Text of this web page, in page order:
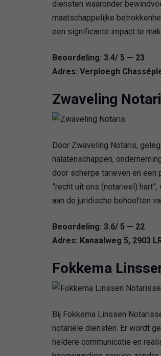
diensten waaronder
maatschappelijke
een significante impact te
Beoordeling: 3.4/ 5 — 23
Adres: Verploegh
Zwaveling
Door Zwaveling Notaris,
nalatenschappen,
door scherpe tarieven en een
”recht uit ons (notarieel)
aan de juridische behoeften
Beoordeling: 3.6/ 5 — 22
Adres: Kanaalweg 5, 2903
Fokkema
Bij Fokkema Linssen
notariële diensten. Er wordt
heldere communicatie en